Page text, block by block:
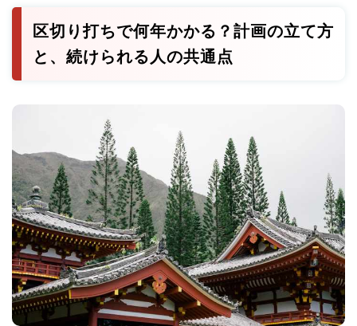
区切り打ちで何年かかる？計画の立て方
と、続けられる人の共通点